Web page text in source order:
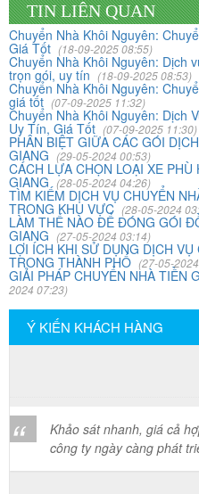
TIN LIÊN QUAN
Chuyển Nhà Khôi Nguyên:
Giá Tốt (18-09-2025 08:55)
Chuyển Nhà Khôi Nguyên: Dịch
trọn gói, uy tín (18-09-2025 08:53)
Chuyển Nhà Khôi Nguyên:
giá tốt (07-09-2025 11:32)
Chuyển Nhà Khôi Nguyên: Dịch
Uy Tín, Giá Tốt (07-09-2025 11:30)
PHÂN BIỆT GIỮA CÁC GÓI
GIANG (29-05-2024 00:53)
CÁCH LỰA CHỌN LOẠI XE
GIANG (28-05-2024 04:26)
TÌM KIẾM DỊCH VỤ CHUYỂN
TRONG KHU VỰC (28-05-2024
LÀM THẾ NÀO ĐỂ ĐÓNG GÓI
GIANG (27-05-2024 03:14)
LỢI ÍCH KHI SỬ DỤNG DỊCH
TRONG THÀNH PHỐ (27-05-
GIẢI PHÁP CHUYỂN NHÀ TIỀN
2024 07:23)
Ý KIẾN KHÁCH HÀNG
Vợ chồng tôi vừa chuyển
về quận 2. Tôi được biết
và đến nay đã sử dụng
chúng công ty ngày càng
lượng dịch vụ
Công ty Khôi Nguyên
gói rất cẩn thận. Cô rất hài
công ty ngày càng phát